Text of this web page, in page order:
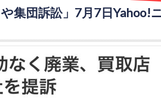
集団訴訟」7月7日Yahoo!